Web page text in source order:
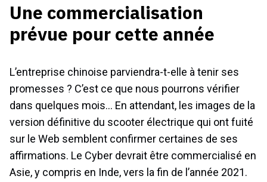
Une commercialisation
prévue pour cette année
L’entreprise chinoise parviendra-t-elle à tenir ses
promesses ? C’est ce que nous pourrons vérifier
dans quelques mois… En attendant, les images de la
version définitive du scooter électrique qui ont fuité
sur le Web semblent confirmer certaines de ses
affirmations. Le Cyber devrait être commercialisé en
Asie, y compris en Inde, vers la fin de l’année 2021.